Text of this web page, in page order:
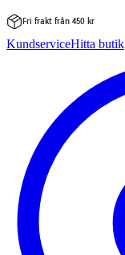
till
Fri frakt från 450 kr
KundserviceHitta butik